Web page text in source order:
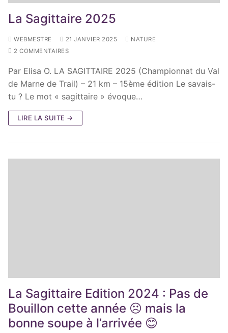
La Sagittaire 2025
WEBMESTRE 21 JANVIER 2025
NATURE
2 COMMENTAIRES
Par Elisa O. LA SAGITTAIRE 2025 (Championnat du Val
de Marne de Trail) – 21 km – 15ème édition Le savais-
tu ? Le mot « sagittaire » évoque…
LIRE LA SUITE →
La Sagittaire Edition 2024 : Pas de
Bouillon cette année ☹ mais la
bonne soupe à l’arrivée 😊